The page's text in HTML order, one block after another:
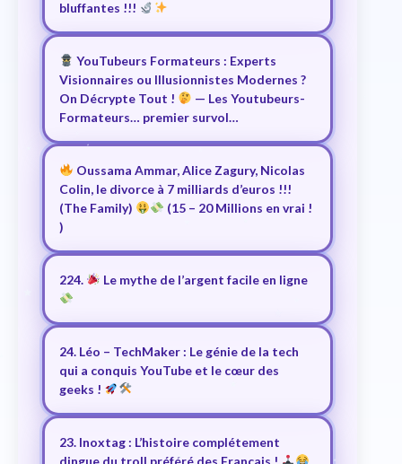
bluffantes !!!
YouTubeurs Formateurs : Experts
Visionnaires ou Illusionnistes Modernes ?
On Décrypte Tout !
— Les Youtubeurs-
Formateurs… premier survol…
Oussama Ammar, Alice Zagury, Nicolas
Colin, le divorce à 7 milliards d’euros !!!
(The Family)
(15 – 20 Millions en vrai !
)
224. Le mythe de l’argent facile en ligne
24. Léo – TechMaker : Le génie de la tech
qui a conquis YouTube et le cœur des
geeks !
23. Inoxtag : L’histoire complétement
dingue du troll préféré des Français !